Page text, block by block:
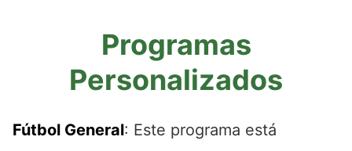
Programas
Personalizados
Fútbol General: Este programa está